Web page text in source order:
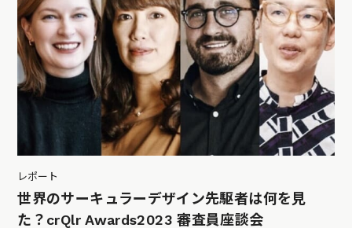
レポート
世界のサーキュラーデザイン先駆者は何を見
た？crQlr Awards2023 審査員座談会